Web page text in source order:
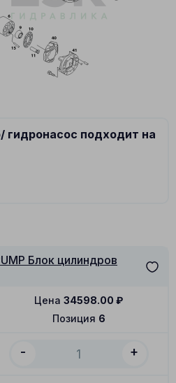
подходит на
Блок цилиндров
Позиция 6
Цена 34598.00 ₽
- +